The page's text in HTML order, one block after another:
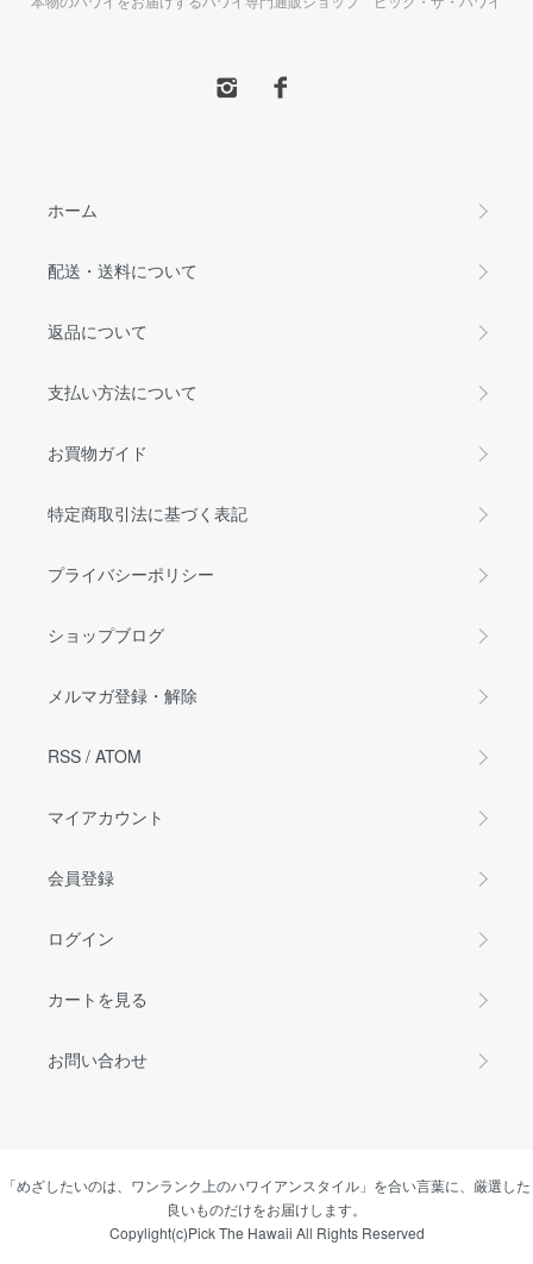
ホーム
配送・送料について
返品について
支払い方法について
お買物ガイド
特定商取引法に基づく表記
プライバシーポリシー
ショップブログ
メルマガ登録・解除
RSS / ATOM
マイアカウント
会員登録
ログイン
カートを見る
お問い合わせ
「めざしたいのは、ワンランク上のハワイアンスタイル」を合い言葉に、厳選した
良いものだけをお届けします。
Copylight(c)Pick The Hawaii All Rights Reserved